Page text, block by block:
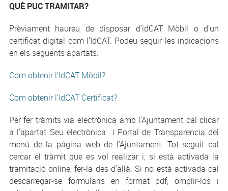
QUÈ PUC TRAMITAR?
Prèviament haureu de disposar d'idCAT Mòbil o d'un
certificat digital com l'IdCAT. Podeu seguir les indicacions
en els següents apartats:
Com obtenir l'IdCAT Mòbil?
Com obtenir l'IdCAT Certificat?
Per fer tràmits via electrònica amb l'Ajuntament cal clicar
a l'apartat Seu electrònica i Portal de Transparencia del
menú de la página web de l'Ajuntament. Tot seguit cal
cercar el tràmit que es vol realizar i, si està activada la
tramitació online, fer-la des d'allà. Si no està activada cal
descarregar-se formularis en format pdf, omplir-los i